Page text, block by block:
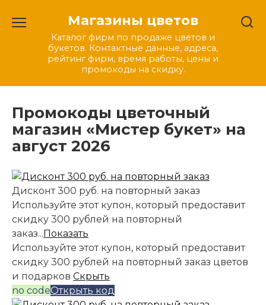
содержанию
Магазины цветов
Каталог фирм по продаже цветов и
букетов. Контактные данные, адреса,
рейтинг фирм, время работы, цены и
промокоды на скидку.
Промокоды цветочный
магазин «Мистер букет» на
август 2026
Дисконт 300 руб. на повторный заказ
Используйте этот купон, который предоставит
скидку 300 рублей на повторный
заказ...Показать
Используйте этот купон, который предоставит
скидку 300 рублей на повторный заказ цветов
и подарков Скрыть
no codeОткрыть код